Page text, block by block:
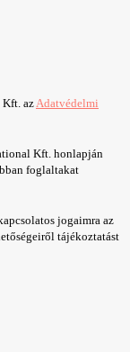
az Adatvédelmi
Kft. honlapján
foglaltakat
jogaimra az
tájékoztatást